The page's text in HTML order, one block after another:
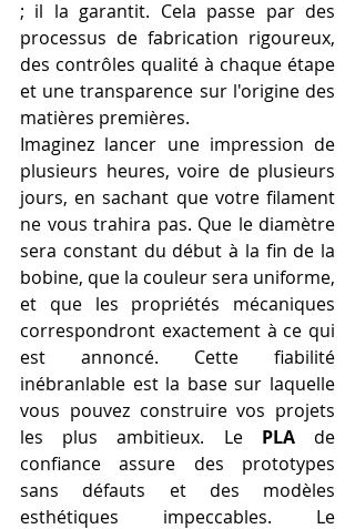
; il la garantit. Cela passe par des
processus de fabrication rigoureux,
des contrôles qualité à chaque étape
et une transparence sur l'origine des
matières premières.
Imaginez lancer une impression de
plusieurs heures, voire de plusieurs
jours, en sachant que votre filament
ne vous trahira pas. Que le diamètre
sera constant du début à la fin de la
bobine, que la couleur sera uniforme,
et que les propriétés mécaniques
correspondront exactement à ce qui
est annoncé. Cette fiabilité
inébranlable est la base sur laquelle
vous pouvez construire vos projets
les plus ambitieux. Le PLA de
confiance assure des prototypes
sans défauts et des modèles